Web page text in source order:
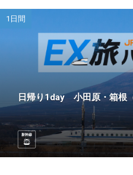
1日間
日帰り1day 小田原・箱根
新幹線